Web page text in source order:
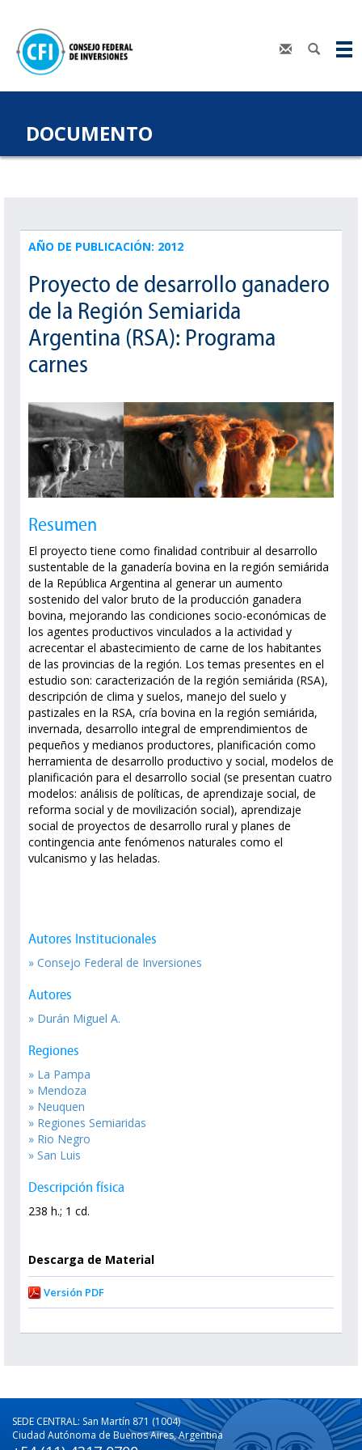
DOCUMENTO
AÑO DE PUBLICACIÓN: 2012
Proyecto de desarrollo ganadero
de la Región Semiarida
Argentina (RSA): Programa
carnes
Resumen
El proyecto tiene como finalidad contribuir al desarrollo
sustentable de la ganadería bovina en la región semiárida
de la República Argentina al generar un aumento
sostenido del valor bruto de la producción ganadera
bovina, mejorando las condiciones socio-económicas de
los agentes productivos vinculados a la actividad y
acrecentar el abastecimiento de carne de los habitantes
de las provincias de la región. Los temas presentes en el
estudio son: caracterización de la región semiárida (RSA),
descripción de clima y suelos, manejo del suelo y
pastizales en la RSA, cría bovina en la región semiárida,
invernada, desarrollo integral de emprendimientos de
pequeños y medianos productores, planificación como
herramienta de desarrollo productivo y social, modelos de
planificación para el desarrollo social (se presentan cuatro
modelos: análisis de políticas, de aprendizaje social, de
reforma social y de movilización social), aprendizaje
social de proyectos de desarrollo rural y planes de
contingencia ante fenómenos naturales como el
vulcanismo y las heladas.
Autores Institucionales
» Consejo Federal de Inversiones
Autores
» Durán Miguel A.
Regiones
» La Pampa
» Mendoza
» Neuquen
» Regiones Semiaridas
» Rio Negro
» San Luis
Descripción física
238 h.; 1 cd.
Descarga de Material
Versión PDF
SEDE CENTRAL: San Martín 871 (1004)
Ciudad Autónoma de Buenos Aires, Argentina